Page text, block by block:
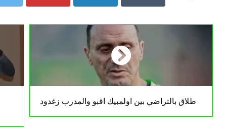
طلاق بالتراضي بين اولمبيك اقبو والمدرب زغدود